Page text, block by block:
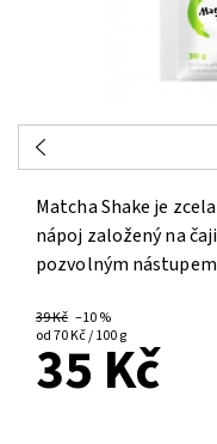
Matcha Shake je
nápoj založený na
pozvolným
39 Kč –10 %
od 70 Kč / 100 g
35 Kč